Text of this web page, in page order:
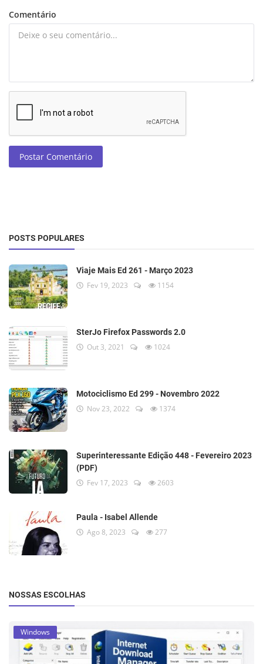
Comentário
Postar Comentário
POSTS POPULARES
Viaje Mais Ed 261 - Março 2023
Fev 19, 2023 1154
SterJo Firefox Passwords 2.0
Out 3, 2021 1024
Motociclismo Ed 299 - Novembro 2022
Nov 23, 2022 1374
Superinteressante Edição 448 - Fevereiro 2023
(PDF)
Fev 17, 2023 2603
Paula - Isabel Allende
Ago 8, 2023 277
NOSSAS ESCOLHAS
Windows